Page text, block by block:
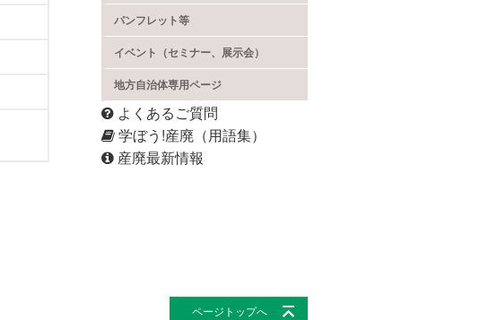
パンフレット等
イベント（セミナー、展示会）
地方自治体専用ページ
よくあるご質問
学ぼう!産廃（用語集）
産廃最新情報
ページトップへ